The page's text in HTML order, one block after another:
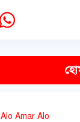
Alo Amar Alo